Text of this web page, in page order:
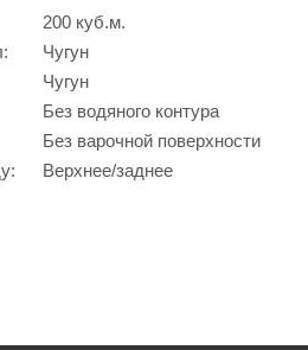
200 куб.м.
Чугун
Чугун
Без водяного контура
Без варочной поверхности
Верхнее/заднее